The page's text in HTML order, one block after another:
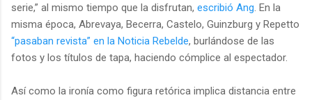
serie,” al mismo tiempo que la disfrutan, escribió Ang . En la
misma época, Abrevaya, Becerra, Castelo, Guinzburg y Repetto
“pasaban revista” en la Noticia Rebelde, burlándose de las
fotos y los títulos de tapa, haciendo cómplice al espectador.
Así como la ironía como figura retórica implica distancia entre